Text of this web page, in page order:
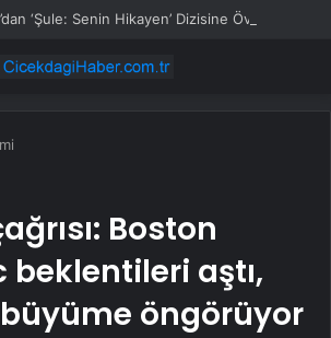
‘Şule: Senin Hikayen’ Dizisine Övgü
Boston
beklentileri aştı,
öngörüyor